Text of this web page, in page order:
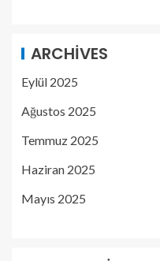
ARCHIVES
Eylül 2025
Ağustos 2025
Temmuz 2025
Haziran 2025
Mayıs 2025